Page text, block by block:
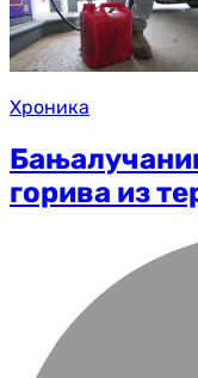
Хроника
горива из